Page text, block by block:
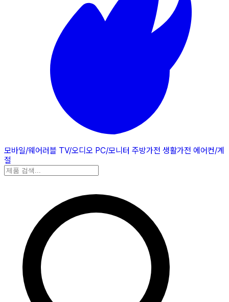
모바일/웨어러블 TV/오디오 PC/모니터 주방가전 생활가전 에어컨/계
절